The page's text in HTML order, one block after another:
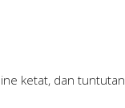
ketat, dan